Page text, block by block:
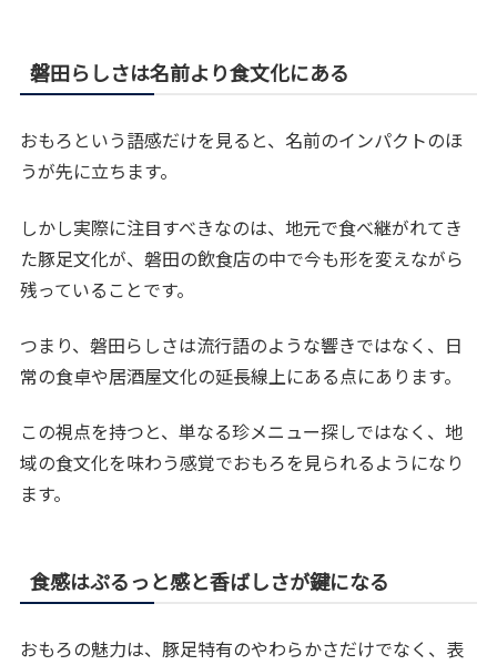
磐田らしさは名前より食文化にある
おもろという語感だけを見ると、名前のインパクトのほ
うが先に立ちます。
しかし実際に注目すべきなのは、地元で食べ継がれてき
た豚足文化が、磐田の飲食店の中で今も形を変えながら
残っていることです。
つまり、磐田らしさは流行語のような響きではなく、日
常の食卓や居酒屋文化の延長線上にある点にあります。
この視点を持つと、単なる珍メニュー探しではなく、地
域の食文化を味わう感覚でおもろを見られるようになり
ます。
食感はぷるっと感と香ばしさが鍵になる
おもろの魅力は、豚足特有のやわらかさだけでなく、表